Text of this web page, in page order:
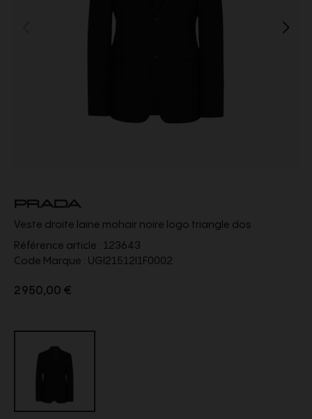
PRADA
Veste droite laine mohair noire logo triangle dos
Référence article : 123643
Code Marque : UGI21512I1F0002
2 950,00 €